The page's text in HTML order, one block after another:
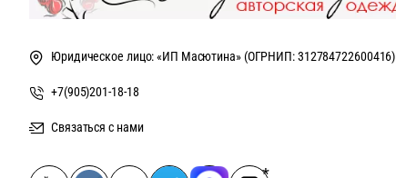
Юридическое лицо: «ИП Масютина» (ОГРНИП: 312784722600416)
+7(905)201-18-18
Связаться с нами